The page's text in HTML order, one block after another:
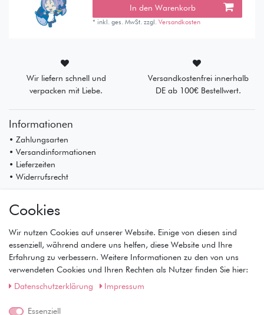
In den Warenkorb
* inkl. ges. MwSt. zzgl.Versandkosten
Wir liefern schnell und
verpacken mit Liebe.
Versandkostenfrei innerhalb
DE ab 100€ Bestellwert.
Informationen
• Zahlungsarten
• Versandinformationen
• Lieferzeiten
• Widerrufsrecht
• Registrierung
• Warenkorb
• Kasse
• Wunschliste
Service
• Datenschutz
Cookies
Wir nutzen Cookies auf unserer Website. Einige von diesen sind
essenziell, während andere uns helfen, diese Website und Ihre
Erfahrung zu verbessern. Weitere Informationen zu den von uns
verwendeten Cookies und Ihren Rechten als Nutzer finden Sie hier:
Daten­schutz­erklärung
Impressum
Essenziell